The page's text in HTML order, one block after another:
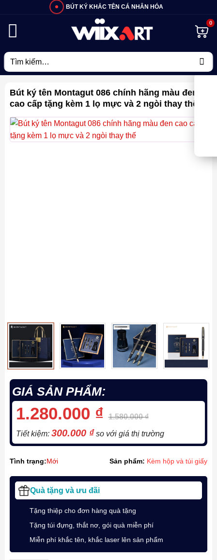
BÚT KÝ KHẮC TÊN CÁ NHÂN HÓA
Tìm
kiếm:
Bút ký tên Montagut 086 chính hãng màu đen
cao cấp tặng kèm 1 lọ mực và 2 ngòi thay thế
GIÁ SẢN PHẨM:
1.280.000 ₫ 1.580.000₫
Tiết kiệm: 300.000 ₫so với giá thị trường
Tình trạng:Mới Sản phẩm: Kèm hộp và túi giấy
Quà tặng và ưu đãi
Tặng thiệp cho đơn hàng quà tặng
Tặng túi đựng, thắt nơ, gói quà miễn phí
Miễn phí khắc tên, khắc laser lên sản phẩm